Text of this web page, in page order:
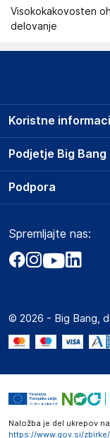
Visokokakovosten
delovanje
Podjetje Big Bang
O podjetju
Obvestila za
Akt o digitalnih
Marketplace za
Novosti
Koristne
Prodajna mesta
Storitve
Dostava, vnos in
Zavarovanje
Podpora
Marketplace
Kako oddati
Spremljajte nas:
© 2026 - Big Bang,
Naložba je del ukrepov
https://www.gov.si/